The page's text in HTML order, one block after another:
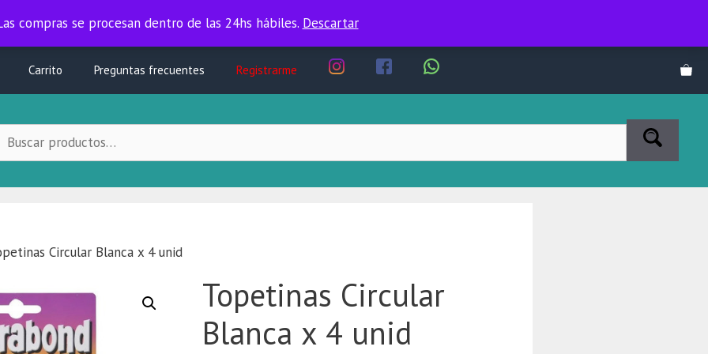
Las compras se procesan dentro de las 24hs hábiles.
compras se procesan dentro de las 24hs hábiles. Descartar
Carrito Preguntas frecuentes Registrarme
Local:
Circular Blanca x 4 unid
Topetinas Circular
Blanca x 4 unid